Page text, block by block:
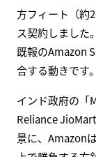
Amazon
Bengaluru
Amazon India
Amazon Indiaは